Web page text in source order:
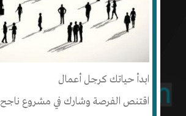
ابدأ حياتك كرجل أعمال
اقتنص الفرصة وشارك في مشروع ناجح